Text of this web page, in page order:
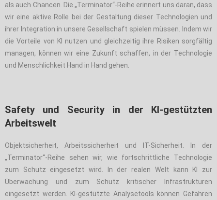
als auch Chancen. Die „Terminator“-Reihe erinnert uns daran, dass
wir eine aktive Rolle bei der Gestaltung dieser Technologien und
ihrer Integration in unsere Gesellschaft spielen müssen. Indem wir
die Vorteile von KI nutzen und gleichzeitig ihre Risiken sorgfältig
managen, können wir eine Zukunft schaffen, in der Technologie
und Menschlichkeit Hand in Hand gehen.
Safety und Security in der KI-gestützten
Arbeitswelt
Objektsicherheit, Arbeitssicherheit und IT-Sicherheit. In der
„Terminator“-Reihe sehen wir, wie fortschrittliche Technologie
zum Schutz eingesetzt wird. In der realen Welt kann KI zur
Überwachung und zum Schutz kritischer Infrastrukturen
eingesetzt werden. KI-gestützte Analysetools können Gefahren